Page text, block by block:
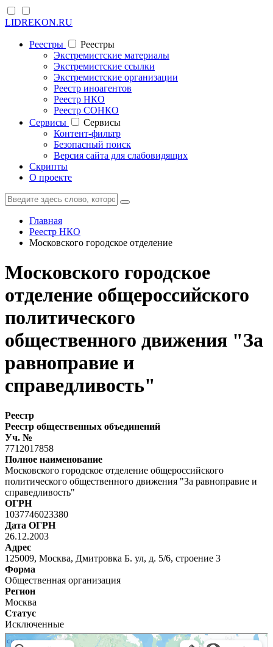
LIDREKON.RU
Реестры
Реестры
Экстремистские материалы
Экстремистские ссылки
Экстремистские организации
Реестр иноагентов
Реестр НКО
Реестр СОНКО
Cервисы
Cервисы
Контент-фильтр
Безопасный поиск
Версия сайта для слабовидящих
Скрипты
О проекте
Главная
Реестр НКО
Московского городское отделение
Московского городское
отделение общероссийского
политического
общественного движения "За
равноправие и
справедливость"
Реестр
Реестр общественных объединений
Уч. №
7712017858
Полное наименование
Московского городское отделение общероссийского
политического общественного движения "За равноправие и
справедливость"
ОГРН
1037746023380
Дата ОГРН
26.12.2003
Адрес
125009, Москва, Дмитровка Б. ул, д. 5/6, строение 3
Форма
Общественная организация
Регион
Москва
Статус
Исключенные